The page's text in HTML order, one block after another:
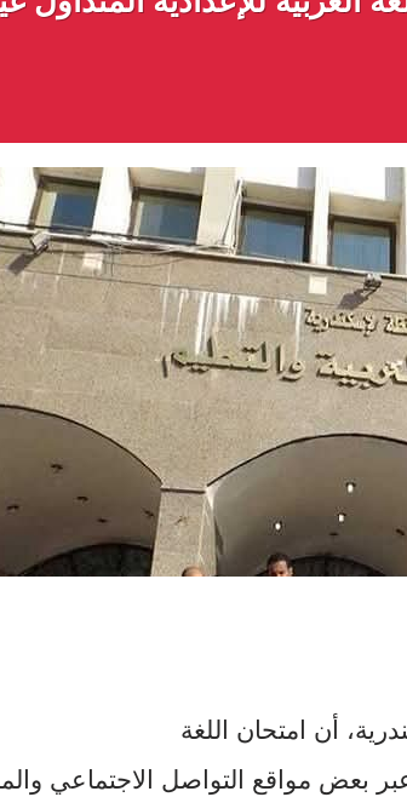
أن امتحان اللغة
عبر بعض مواقع التواصل الاجتماعي